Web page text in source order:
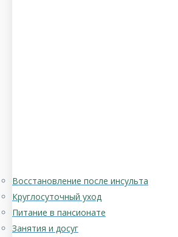
Восстановление после инсульта
Круглосуточный уход
Питание в пансионате
Занятия и досуг